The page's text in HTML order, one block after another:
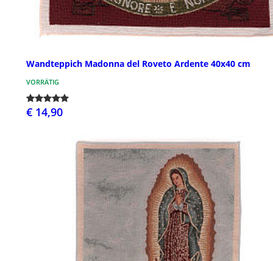
Wandteppich Madonna del Roveto Ardente 40x40 cm
VORRÄTIG
€ 14,90